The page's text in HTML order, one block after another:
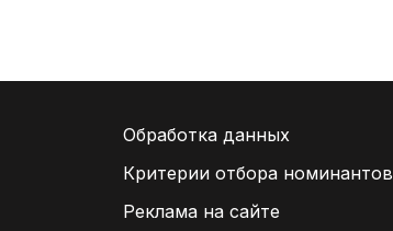
Обработка данных
Критерии отбора номинантов
Реклама на сайте